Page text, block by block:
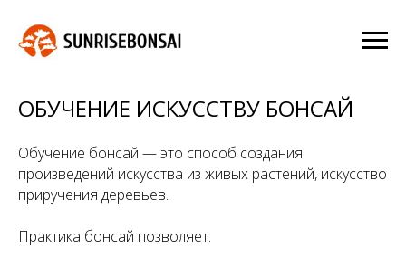
ОБУЧЕНИЕ ИСКУССТВУ БОНСАЙ
Обучение бонсай — это способ создания
произведений искусства из живых растений, искусство
приручения деревьев.
Практика бонсай позволяет: